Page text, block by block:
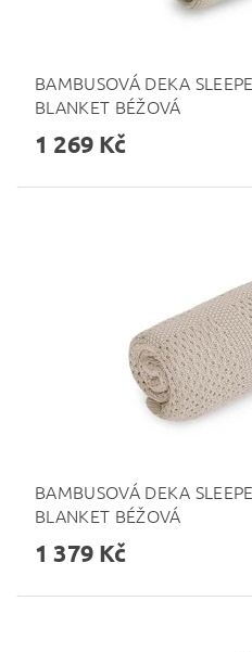
BAMBUSOVÁ DEKA
BLANKET BÉŽOVÁ
1 269 Kč
BAMBUSOVÁ DEKA
BLANKET BÉŽOVÁ
1 379 Kč